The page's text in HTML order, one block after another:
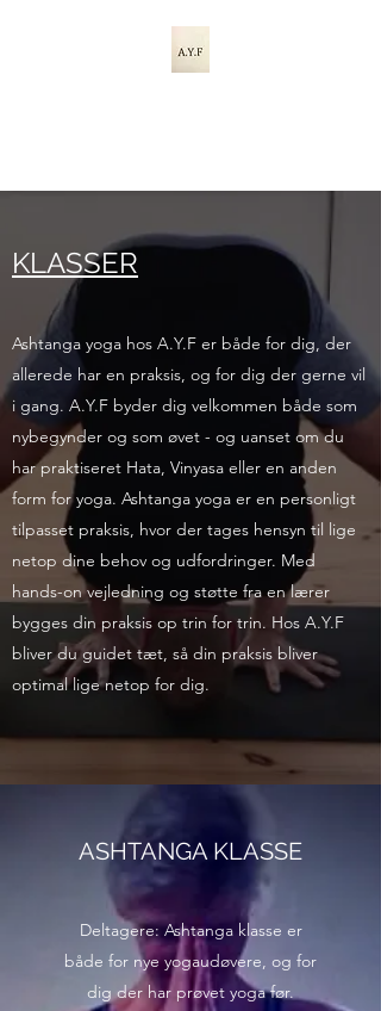
KLASSER
Ashtanga yoga hos A.Y.F er både for dig, der
allerede har en praksis, og for dig der gerne vil
i gang. A.Y.F byder dig velkommen både som
nybegynder og som øvet - og uanset om du
har praktiseret Hata, Vinyasa eller en anden
form for yoga. Ashtanga yoga er en personligt
tilpasset praksis, hvor der tages hensyn til lige
netop dine behov og udfordringer. Med
hands-on vejledning og støtte fra en lærer
bygges din praksis op trin for trin. Hos A.Y.F
bliver du guidet tæt, så din praksis bliver
optimal lige netop for dig.
ASHTANGA KLASSE
Deltagere: Ashtanga klasse er
både for nye yogaudøvere, og for
dig der har prøvet yoga før.